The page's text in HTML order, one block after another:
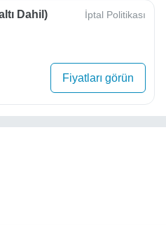
Dahil) İptal Politikası
Fiyatları görün